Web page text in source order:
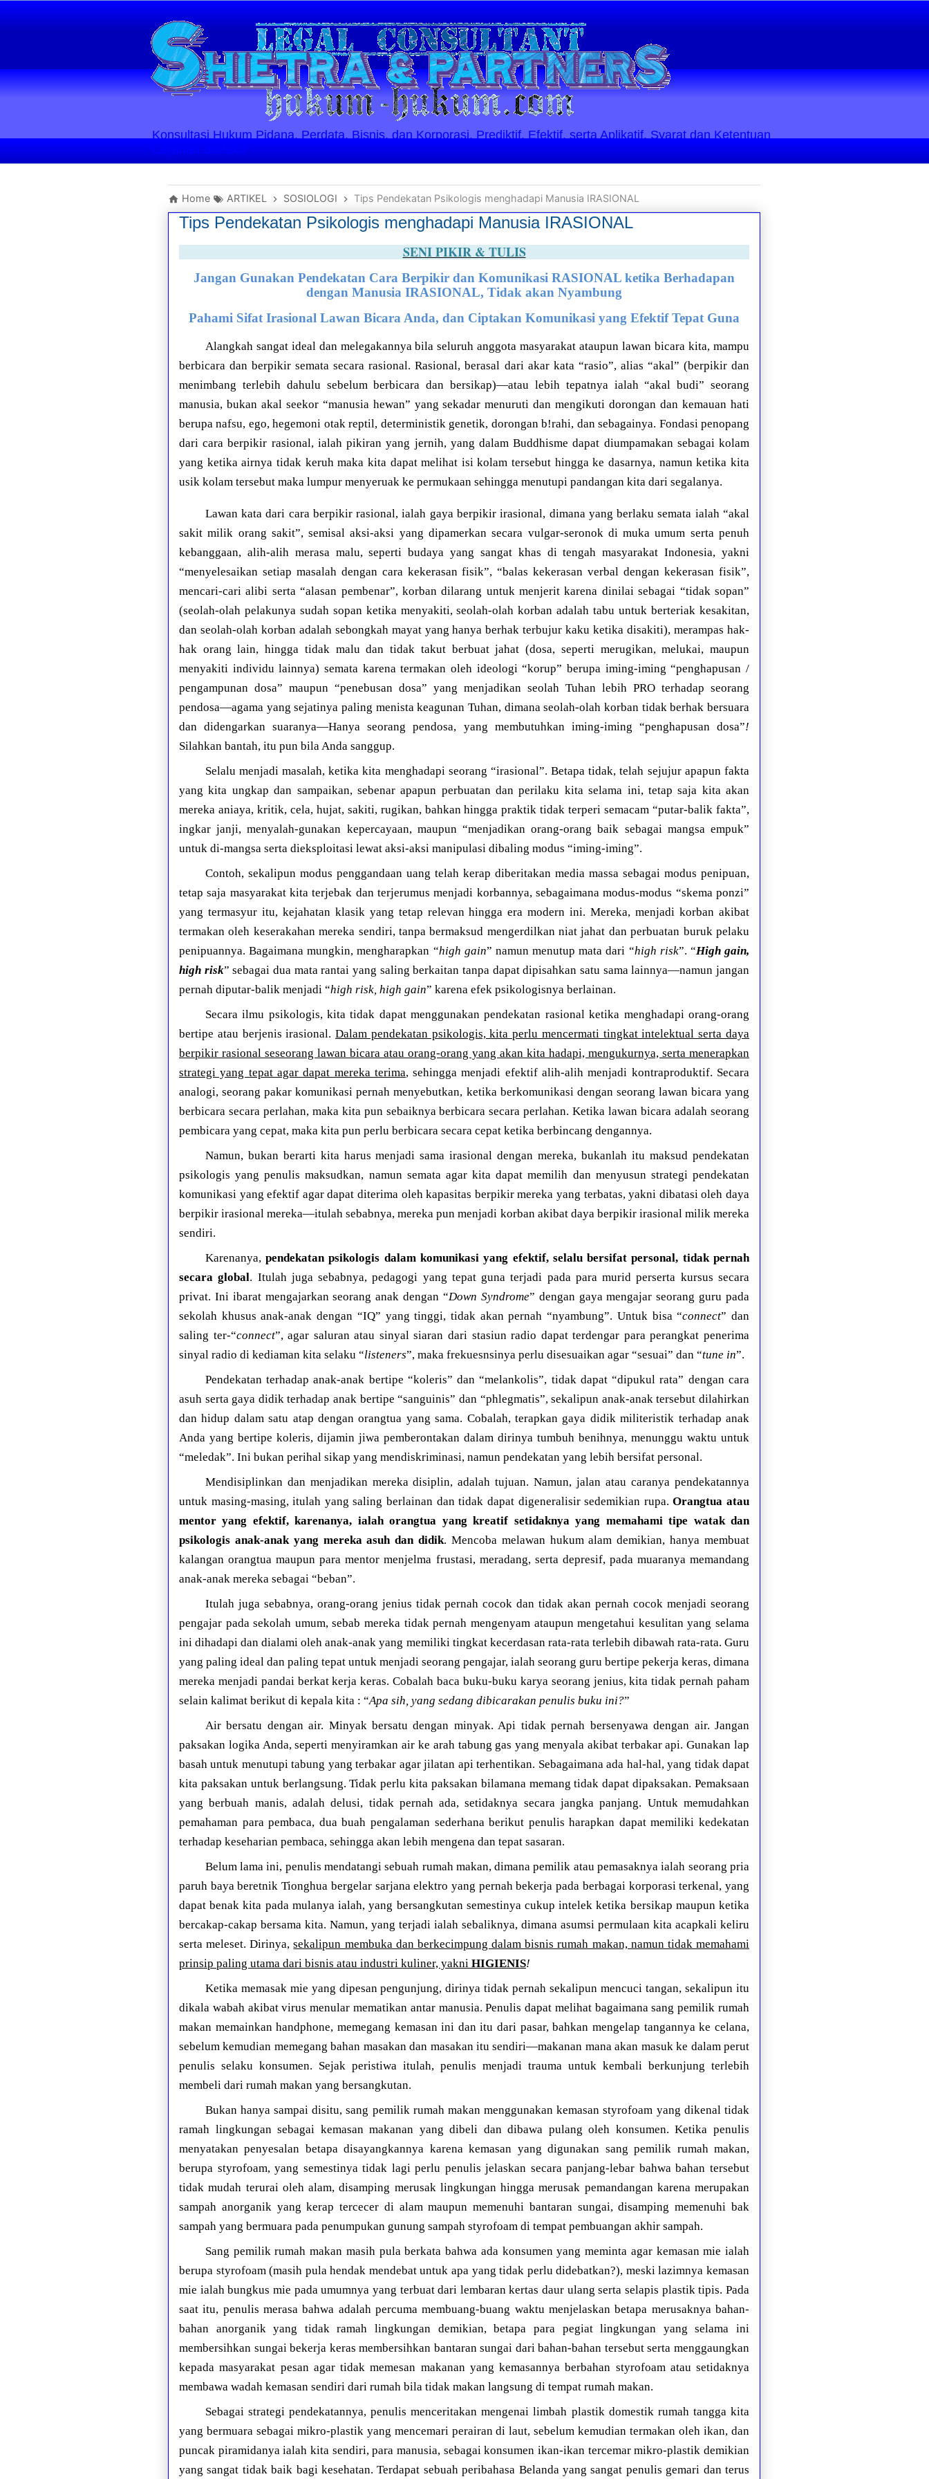
Konsultasi Hukum Pidana, Perdata, Bisnis, dan Korporasi. Prediktif, Efektif, serta Aplikatif. Syarat dan Ketentuan
Layanan Berlaku
Home ARTIKEL SOSIOLOGI Tips Pendekatan Psikologis menghadapi Manusia IRASIONAL
Tips Pendekatan Psikologis menghadapi Manusia IRASIONAL
SENI PIKIR & TULIS
Jangan Gunakan Pendekatan Cara Berpikir dan Komunikasi RASIONAL ketika Berhadapan
dengan Manusia IRASIONAL, Tidak akan Nyambung
Pahami Sifat Irasional Lawan Bicara Anda, dan Ciptakan Komunikasi yang Efektif Tepat Guna
Alangkah sangat ideal dan melegakannya bila seluruh anggota masyarakat ataupun lawan bicara kita, mampu
berbicara dan berpikir semata secara rasional. Rasional, berasal dari akar kata “rasio”, alias “akal” (berpikir dan
menimbang terlebih dahulu sebelum berbicara dan bersikap)—atau lebih tepatnya ialah “akal budi” seorang
manusia, bukan akal seekor “manusia hewan” yang sekadar menuruti dan mengikuti dorongan dan kemauan hati
berupa nafsu, ego, hegemoni otak reptil, deterministik genetik, dorongan b!rahi, dan sebagainya. Fondasi penopang
dari cara berpikir rasional, ialah pikiran yang jernih, yang dalam Buddhisme dapat diumpamakan sebagai kolam
yang ketika airnya tidak keruh maka kita dapat melihat isi kolam tersebut hingga ke dasarnya, namun ketika kita
usik kolam tersebut maka lumpur menyeruak ke permukaan sehingga menutupi pandangan kita dari segalanya.
Lawan kata dari cara berpikir rasional, ialah gaya berpikir irasional, dimana yang berlaku semata ialah “akal
sakit milik orang sakit”, semisal aksi-aksi yang dipamerkan secara vulgar-seronok di muka umum serta penuh
kebanggaan, alih-alih merasa malu, seperti budaya yang sangat khas di tengah masyarakat Indonesia, yakni
“menyelesaikan setiap masalah dengan cara kekerasan fisik”, “balas kekerasan verbal dengan kekerasan fisik”,
mencari-cari alibi serta “alasan pembenar”, korban dilarang untuk menjerit karena dinilai sebagai “tidak sopan”
(seolah-olah pelakunya sudah sopan ketika menyakiti, seolah-olah korban adalah tabu untuk berteriak kesakitan,
dan seolah-olah korban adalah sebongkah mayat yang hanya berhak terbujur kaku ketika disakiti), merampas hak-
hak orang lain, hingga tidak malu dan tidak takut berbuat jahat (dosa, seperti merugikan, melukai, maupun
menyakiti individu lainnya) semata karena termakan oleh ideologi “korup” berupa iming-iming “penghapusan /
pengampunan dosa” maupun “penebusan dosa” yang menjadikan seolah Tuhan lebih PRO terhadap seorang
pendosa—agama yang sejatinya paling menista keagunan Tuhan, dimana seolah-olah korban tidak berhak bersuara
dan didengarkan suaranya—Hanya seorang pendosa, yang membutuhkan iming-iming “penghapusan dosa”!
Silahkan bantah, itu pun bila Anda sanggup.
Selalu menjadi masalah, ketika kita menghadapi seorang “irasional”. Betapa tidak, telah sejujur apapun fakta
yang kita ungkap dan sampaikan, sebenar apapun perbuatan dan perilaku kita selama ini, tetap saja kita akan
mereka aniaya, kritik, cela, hujat, sakiti, rugikan, bahkan hingga praktik tidak terperi semacam “putar-balik fakta”,
ingkar janji, menyalah-gunakan kepercayaan, maupun “menjadikan orang-orang baik sebagai mangsa empuk”
untuk di-mangsa serta dieksploitasi lewat aksi-aksi manipulasi dibaling modus “iming-iming”.
Contoh, sekalipun modus penggandaan uang telah kerap diberitakan media massa sebagai modus penipuan,
tetap saja masyarakat kita terjebak dan terjerumus menjadi korbannya, sebagaimana modus-modus “skema ponzi”
yang termasyur itu, kejahatan klasik yang tetap relevan hingga era modern ini. Mereka, menjadi korban akibat
termakan oleh keserakahan mereka sendiri, tanpa bermaksud mengerdilkan niat jahat dan perbuatan buruk pelaku
penipuannya. Bagaimana mungkin, mengharapkan “high gain” namun menutup mata dari “high risk”. “High gain,
high risk” sebagai dua mata rantai yang saling berkaitan tanpa dapat dipisahkan satu sama lainnya—namun jangan
pernah diputar-balik menjadi “high risk, high gain” karena efek psikologisnya berlainan.
Secara ilmu psikologis, kita tidak dapat menggunakan pendekatan rasional ketika menghadapi orang-orang
bertipe atau berjenis irasional.Dalam pendekatan psikologis, kita perlu mencermati tingkat intelektual serta daya
berpikir rasional seseorang lawan bicara atau orang-orang yang akan kita hadapi, mengukurnya, serta menerapkan
strategi yang tepat agar dapat mereka terima, sehingga menjadi efektif alih-alih menjadi kontraproduktif. Secara
analogi, seorang pakar komunikasi pernah menyebutkan, ketika berkomunikasi dengan seorang lawan bicara yang
berbicara secara perlahan, maka kita pun sebaiknya berbicara secara perlahan. Ketika lawan bicara adalah seorang
pembicara yang cepat, maka kita pun perlu berbicara secara cepat ketika berbincang dengannya.
Namun, bukan berarti kita harus menjadi sama irasional dengan mereka, bukanlah itu maksud pendekatan
psikologis yang penulis maksudkan, namun semata agar kita dapat memilih dan menyusun strategi pendekatan
komunikasi yang efektif agar dapat diterima oleh kapasitas berpikir mereka yang terbatas, yakni dibatasi oleh daya
berpikir irasional mereka—itulah sebabnya, mereka pun menjadi korban akibat daya berpikir irasional milik mereka
sendiri.
Karenanya,pendekatan psikologis dalam komunikasi yang efektif, selalu bersifat personal, tidak pernah
secara global. Itulah juga sebabnya, pedagogi yang tepat guna terjadi pada para murid perserta kursus secara
privat. Ini ibarat mengajarkan seorang anak dengan “Down Syndrome” dengan gaya mengajar seorang guru pada
sekolah khusus anak-anak dengan “IQ” yang tinggi, tidak akan pernah “nyambung”. Untuk bisa “connect” dan
saling ter-“connect”, agar saluran atau sinyal siaran dari stasiun radio dapat terdengar para perangkat penerima
sinyal radio di kediaman kita selaku “listeners”, maka frekuesnsinya perlu disesuaikan agar “sesuai” dan “tune in”.
Pendekatan terhadap anak-anak bertipe “koleris” dan “melankolis”, tidak dapat “dipukul rata” dengan cara
asuh serta gaya didik terhadap anak bertipe “sanguinis” dan “phlegmatis”, sekalipun anak-anak tersebut dilahirkan
dan hidup dalam satu atap dengan orangtua yang sama. Cobalah, terapkan gaya didik militeristik terhadap anak
Anda yang bertipe koleris, dijamin jiwa pemberontakan dalam dirinya tumbuh benihnya, menunggu waktu untuk
“meledak”. Ini bukan perihal sikap yang mendiskriminasi, namun pendekatan yang lebih bersifat personal.
Mendisiplinkan dan menjadikan mereka disiplin, adalah tujuan. Namun, jalan atau caranya pendekatannya
untuk masing-masing, itulah yang saling berlainan dan tidak dapat digeneralisir sedemikian rupa.Orangtua atau
mentor yang efektif, karenanya, ialah orangtua yang kreatif setidaknya yang memahami tipe watak dan
psikologis anak-anak yang mereka asuh dan didik. Mencoba melawan hukum alam demikian, hanya membuat
kalangan orangtua maupun para mentor menjelma frustasi, meradang, serta depresif, pada muaranya memandang
anak-anak mereka sebagai “beban”.
Itulah juga sebabnya, orang-orang jenius tidak pernah cocok dan tidak akan pernah cocok menjadi seorang
pengajar pada sekolah umum, sebab mereka tidak pernah mengenyam ataupun mengetahui kesulitan yang selama
ini dihadapi dan dialami oleh anak-anak yang memiliki tingkat kecerdasan rata-rata terlebih dibawah rata-rata. Guru
yang paling ideal dan paling tepat untuk menjadi seorang pengajar, ialah seorang guru bertipe pekerja keras, dimana
mereka menjadi pandai berkat kerja keras. Cobalah baca buku-buku karya seorang jenius, kita tidak pernah paham
selain kalimat berikut di kepala kita : “Apa sih, yang sedang dibicarakan penulis buku ini?”
Air bersatu dengan air. Minyak bersatu dengan minyak. Api tidak pernah bersenyawa dengan air. Jangan
paksakan logika Anda, seperti menyiramkan air ke arah tabung gas yang menyala akibat terbakar api. Gunakan lap
basah untuk menutupi tabung yang terbakar agar jilatan api terhentikan. Sebagaimana ada hal-hal, yang tidak dapat
kita paksakan untuk berlangsung. Tidak perlu kita paksakan bilamana memang tidak dapat dipaksakan. Pemaksaan
yang berbuah manis, adalah delusi, tidak pernah ada, setidaknya secara jangka panjang. Untuk memudahkan
pemahaman para pembaca, dua buah pengalaman sederhana berikut penulis harapkan dapat memiliki kedekatan
terhadap keseharian pembaca, sehingga akan lebih mengena dan tepat sasaran.
Belum lama ini, penulis mendatangi sebuah rumah makan, dimana pemilik atau pemasaknya ialah seorang pria
paruh baya beretnik Tionghua bergelar sarjana elektro yang pernah bekerja pada berbagai korporasi terkenal, yang
dapat benak kita pada mulanya ialah, yang bersangkutan semestinya cukup intelek ketika bersikap maupun ketika
bercakap-cakap bersama kita. Namun, yang terjadi ialah sebaliknya, dimana asumsi permulaan kita acapkali keliru
serta meleset. Dirinya,sekalipun membuka dan berkecimpung dalam bisnis rumah makan, namun tidak memahami
prinsip paling utama dari bisnis atau industri kuliner, yakni HIGIENIS!
Ketika memasak mie yang dipesan pengunjung, dirinya tidak pernah sekalipun mencuci tangan, sekalipun itu
dikala wabah akibat virus menular mematikan antar manusia. Penulis dapat melihat bagaimana sang pemilik rumah
makan memainkan handphone, memegang kemasan ini dan itu dari pasar, bahkan mengelap tangannya ke celana,
sebelum kemudian memegang bahan masakan dan masakan itu sendiri—makanan mana akan masuk ke dalam perut
penulis selaku konsumen. Sejak peristiwa itulah, penulis menjadi trauma untuk kembali berkunjung terlebih
membeli dari rumah makan yang bersangkutan.
Bukan hanya sampai disitu, sang pemilik rumah makan menggunakan kemasan styrofoam yang dikenal tidak
ramah lingkungan sebagai kemasan makanan yang dibeli dan dibawa pulang oleh konsumen. Ketika penulis
menyatakan penyesalan betapa disayangkannya karena kemasan yang digunakan sang pemilik rumah makan,
berupa styrofoam, yang semestinya tidak lagi perlu penulis jelaskan secara panjang-lebar bahwa bahan tersebut
tidak mudah terurai oleh alam, disamping merusak lingkungan hingga merusak pemandangan karena merupakan
sampah anorganik yang kerap tercecer di alam maupun memenuhi bantaran sungai, disamping memenuhi bak
sampah yang bermuara pada penumpukan gunung sampah styrofoam di tempat pembuangan akhir sampah.
Sang pemilik rumah makan masih pula berkata bahwa ada konsumen yang meminta agar kemasan mie ialah
berupa styrofoam (masih pula hendak mendebat untuk apa yang tidak perlu didebatkan?), meski lazimnya kemasan
mie ialah bungkus mie pada umumnya yang terbuat dari lembaran kertas daur ulang serta selapis plastik tipis. Pada
saat itu, penulis merasa bahwa adalah percuma membuang-buang waktu menjelaskan betapa merusaknya bahan-
bahan anorganik yang tidak ramah lingkungan demikian, betapa para pegiat lingkungan yang selama ini
membersihkan sungai bekerja keras membersihkan bantaran sungai dari bahan-bahan tersebut serta menggaungkan
kepada masyarakat pesan agar tidak memesan makanan yang kemasannya berbahan styrofoam atau setidaknya
membawa wadah kemasan sendiri dari rumah bila tidak makan langsung di tempat rumah makan.
Sebagai strategi pendekatannya, penulis menceritakan mengenai limbah plastik domestik rumah tangga kita
yang bermuara sebagai mikro-plastik yang mencemari perairan di laut, sebelum kemudian termakan oleh ikan, dan
puncak piramidanya ialah kita sendiri, para manusia, sebagai konsumen ikan-ikan tercemar mikro-plastik demikian
yang sangat tidak baik bagi kesehatan. Terdapat sebuah peribahasa Belanda yang sangat penulis gemari dan terus